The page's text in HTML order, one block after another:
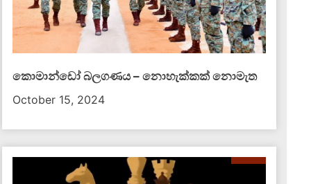
කොමාන්ඩෝ බලගණය – නොහැක්කක් නොමැත​
October 15, 2024